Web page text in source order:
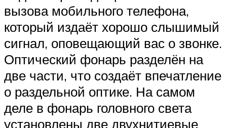
вызова мобильного телефона,
который издаёт хорошо слышимый
сигнал, оповещающий вас о звонке.
Оптический фонарь разделён на
две части, что создаёт впечатление
о раздельной оптике. На самом
деле в фонарь головного света
установлены две двухнитиевые